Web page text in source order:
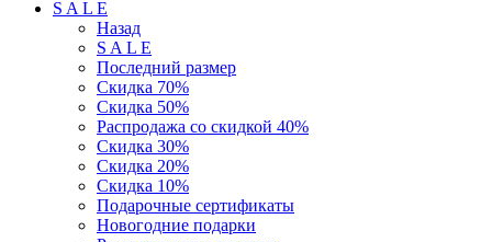
S A L E
Назад
S A L E
Последний размер
Скидка 70%
Скидка 50%
Распродажа со скидкой 40%
Скидка 30%
Скидка 20%
Скидка 10%
Подарочные сертификаты
Новогодние подарки